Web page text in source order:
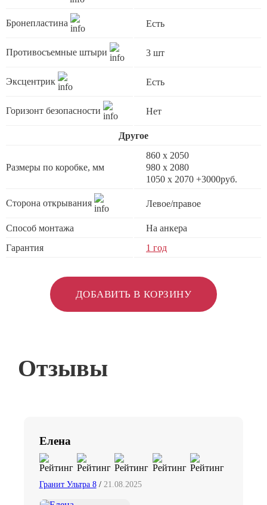
Бронепластина Есть
Противосъемные штыри 3 шт
Эксцентрик Есть
Горизонт безопасности Нет
Другое
Размеры по коробке, мм
860 х 2050
980 х 2080
1050 х 2070 +3000руб.
Сторона открывания Левое/правое
Способ монтажа
На анкера
Гарантия
1 год
ДОБАВИТЬ В КОРЗИНУ
Отзывы
Елена
Гранит Ультра 8/ 21.08.2025